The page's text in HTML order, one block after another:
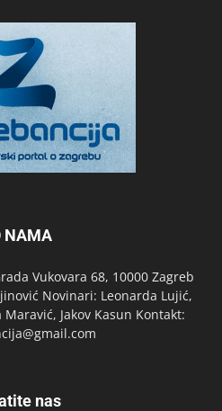
NAMA
Vukovara 68, 10000 Zagreb
Novinari: Leonarda Lujić,
Jakov Kasun Kontakt:
nas